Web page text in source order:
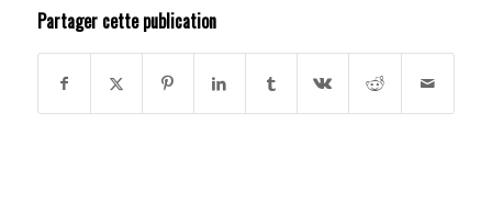
Partager cette publication